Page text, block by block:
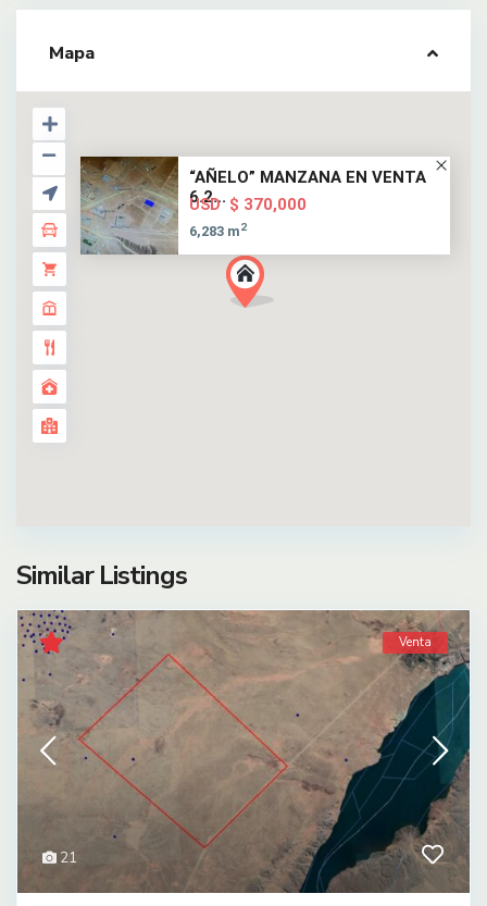
Mapa
“AÑELO” MANZANA EN VENTA
6.2...
USD $ 370,000
6,283 m2
Similar Listings
21
Venta